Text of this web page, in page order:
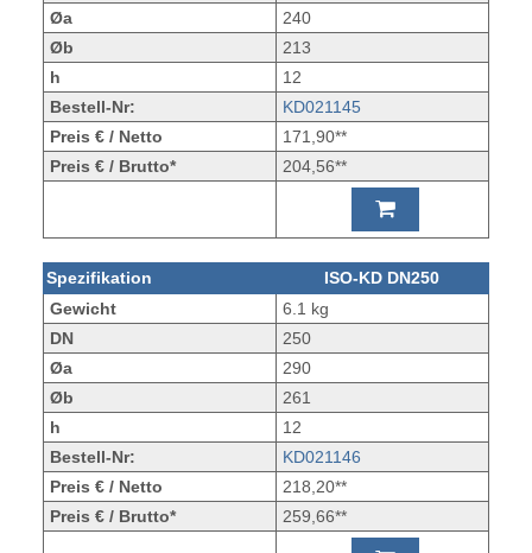
Øa
240
Øb
213
h
12
Bestell-Nr:
KD021145
Preis € / Netto
171,90**
Preis € / Brutto*
204,56**
Spezifikation
ISO-KD DN250
Gewicht
6.1 kg
DN
250
Øa
290
Øb
261
h
12
Bestell-Nr:
KD021146
Preis € / Netto
218,20**
Preis € / Brutto*
259,66**